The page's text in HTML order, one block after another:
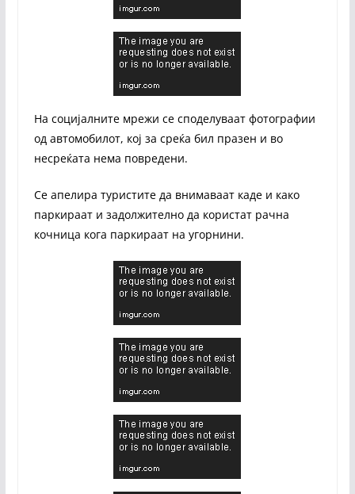
На социјалните мрежи се споделуваат фотографии
од автомобилот, кој за среќа бил празен и во
несреќата нема повредени.
Се апелира туристите да внимаваат каде и како
паркираат и задолжително да користат рачна
кочница кога паркираат на угорнини.